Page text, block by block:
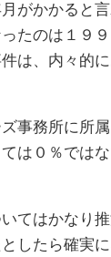
がかかると
たのは１９
は、内々的
事務所に所
は０％では
てはかなり
したら確実